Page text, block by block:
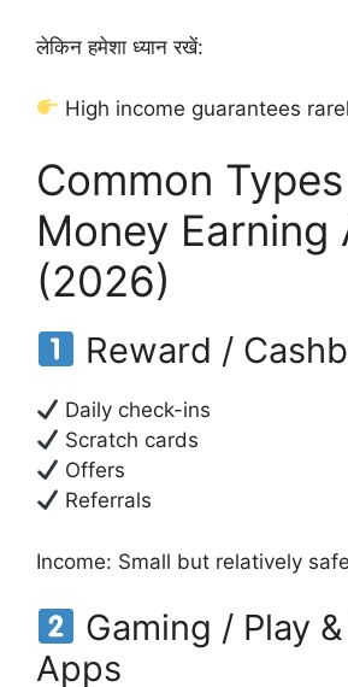
लेकिन हमेशा ध्यान रखें:
High income guarantees
Common
Money Earning
(2026)
Reward /
Daily check-ins
Scratch cards
Offers
Referrals
Income: Small but relatively
Gaming / Play
Apps